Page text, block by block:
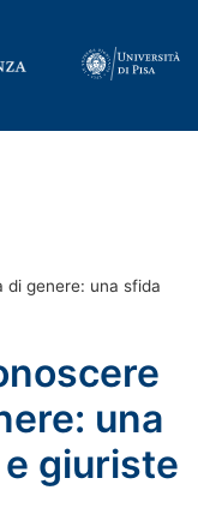
di genere: una sfida
una
giuriste